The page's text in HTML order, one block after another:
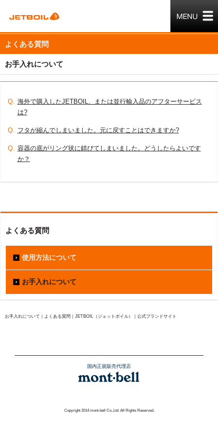
よくある質問
お手入れについて
Q. 海外で購入したJETBOIL、または並行輸入品のアフターサービス
は?
Q. フタが縮んでしまいました。元に戻すことはできますか?
Q. 容器の底がリング状に錆びてしまいました。どうしたらよいです
か？
よくある質問
使用方法について
お手入れについて
お手入れについて｜よくある質問｜JETBOIL（ジェットボイル）｜公式ブランドサイト
国内正規販売代理店
Copyright 2014 mont-bell Co.,Ltd. All Rights Reserved.